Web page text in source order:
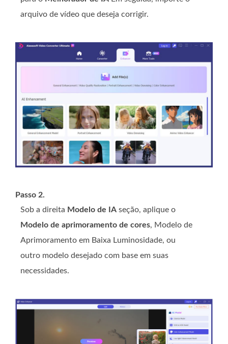
arquivo de vídeo que deseja corrigir.
Passo 2.
Sob a direita Modelo de IA seção, aplique o
Modelo de aprimoramento de cores, Modelo de
Aprimoramento em Baixa Luminosidade, ou
outro modelo desejado com base em suas
necessidades.